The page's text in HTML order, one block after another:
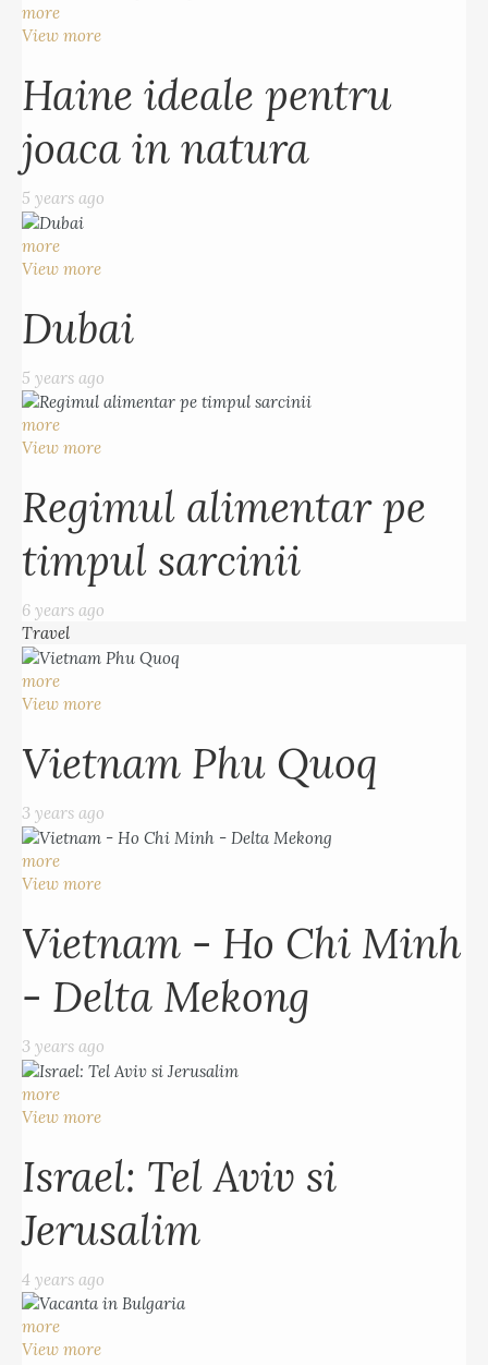
more
View more
Haine ideale pentru
joaca in natura
5 years ago
more
View more
Dubai
5 years ago
more
View more
Regimul alimentar pe
timpul sarcinii
6 years ago
Travel
more
View more
Vietnam Phu Quoq
3 years ago
more
View more
Vietnam - Ho Chi Minh
- Delta Mekong
3 years ago
more
View more
Israel: Tel Aviv si
Jerusalim
4 years ago
more
View more